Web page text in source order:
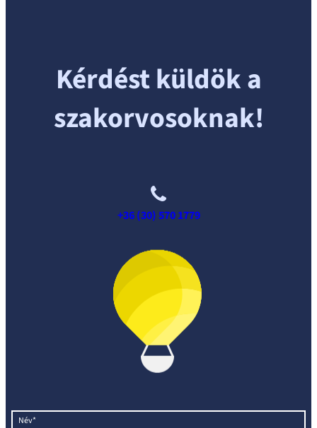
Kérdést küldök a
szakorvosoknak!
+36 (30) 570 1779
Név*